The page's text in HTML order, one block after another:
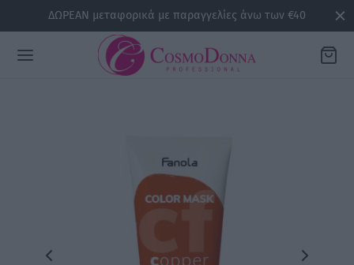
ΔΩΡΕΑΝ μεταφορικά με παραγγελίες άνω των €40